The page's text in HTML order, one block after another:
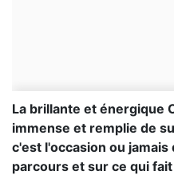
La brillante et énergique
immense et remplie de
c'est l'occasion ou
parcours et sur ce qui